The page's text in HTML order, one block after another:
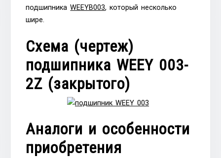
подшипникаWEEYB003, который несколько
шире.
Схема (чертеж)
подшипника WEEY 003-
2Z (закрытого)
Аналоги и особенности
приобретения